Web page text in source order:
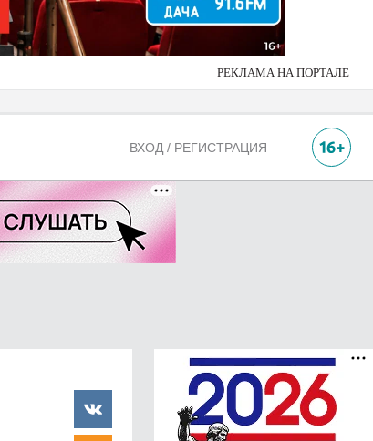
РЕКЛАМА НА ПОРТАЛЕ
ВХОД / РЕГИСТРАЦИЯ